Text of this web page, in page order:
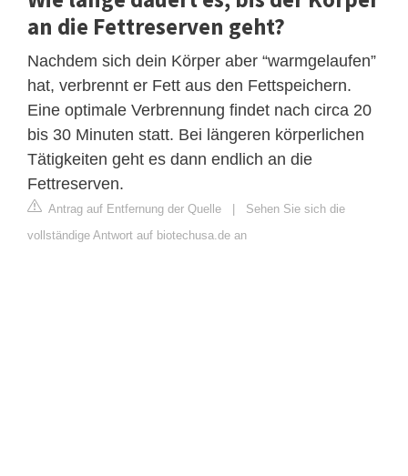
an die Fettreserven geht?
Nachdem sich dein Körper aber “warmgelaufen”
hat, verbrennt er Fett aus den Fettspeichern.
Eine optimale Verbrennung findet nach circa 20
bis 30 Minuten statt. Bei längeren körperlichen
Tätigkeiten geht es dann endlich an die
Fettreserven.
Antrag auf Entfernung der Quelle | Sehen Sie sich die
vollständige Antwort auf biotechusa.de an